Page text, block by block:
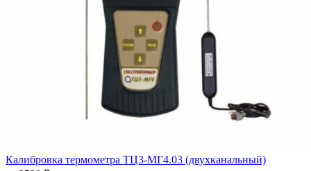
Калибровка термометра ТЦ3-МГ4.03 (двухканальный)